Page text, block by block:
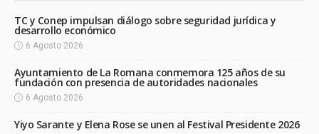
TC y Conep impulsan diálogo sobre seguridad jurídica y
desarrollo económico
6 Agosto 2026
Ayuntamiento de La Romana conmemora 125 años de su
fundación con presencia de autoridades nacionales
6 Agosto 2026
Yiyo Sarante y Elena Rose se unen al Festival Presidente 2026